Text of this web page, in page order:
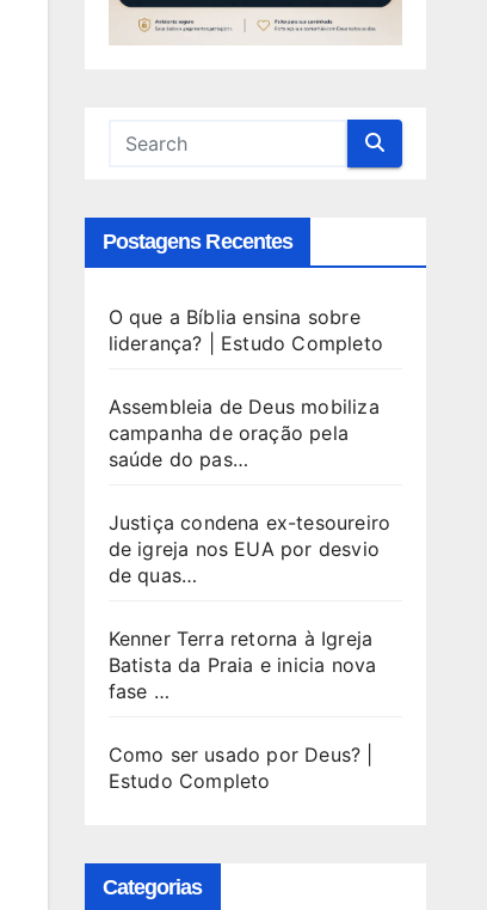
Postagens Recentes
O que a Bíblia ensina sobre
liderança? | Estudo Completo
Assembleia de Deus mobiliza
campanha de oração pela
saúde do pas…
Justiça condena ex-tesoureiro
de igreja nos EUA por desvio
de quas…
Kenner Terra retorna à Igreja
Batista da Praia e inicia nova
fase …
Como ser usado por Deus? |
Estudo Completo
Categorias